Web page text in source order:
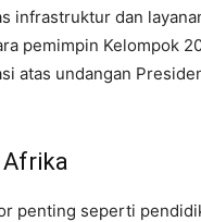
infrastruktur dan
pemimpin Kelompok
atas undangan
penting seperti